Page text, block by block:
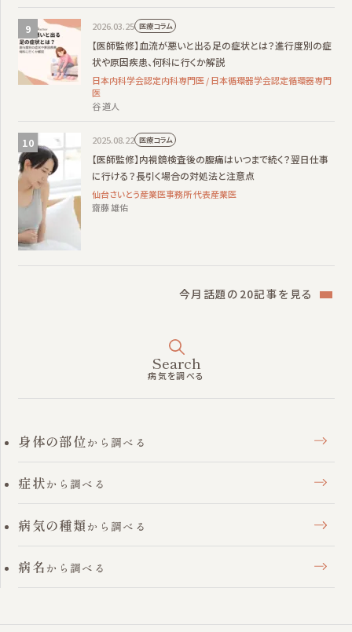
2026.03.25 医療コラム
【医師監修】血流が悪いと出る足の症状とは？進行度別の症
状や原因疾患、何科に行くか解説
日本内科学会認定内科専門医 / 日本循環器学会認定循環器専門
医
谷 道人
2025.08.22 医療コラム
【医師監修】内視鏡検査後の腹痛はいつまで続く？翌日仕事
に行ける？長引く場合の対処法と注意点
仙台さいとう産業医事務所 代表産業医
齋藤 雄佑
今月話題の20記事を見る
Search
病気を調べる
身体の部位から調べる
症状から調べる
病気の種類から調べる
病名 から調べる